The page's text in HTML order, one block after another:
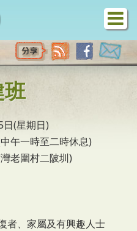
班
日(星期日)
午一時至二時休息)
老圍村二陂圳)
者、家屬及有興趣人士